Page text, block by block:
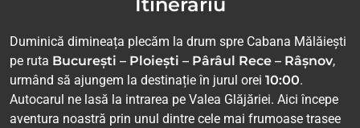
Duminică dimineața plecăm la drum spre Cabana Mălăiești
pe ruta București – Ploiești – Pârâul Rece – Râșnov,
urmând să ajungem la destinație în jurul orei 10:00.
Autocarul ne lasă la intrarea pe Valea Glăjăriei. Aici începe
aventura noastră prin unul dintre cele mai frumoase trasee